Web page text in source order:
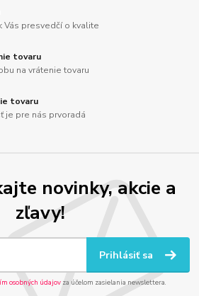
Vás presvedčí o kvalite
tovaru
na vrátenie tovaru
tovaru
je pre nás prvoradá
novinky, akcie a
zľavy!
Prihlásiť sa
osobných údajov za účelom zasielania newslettera.